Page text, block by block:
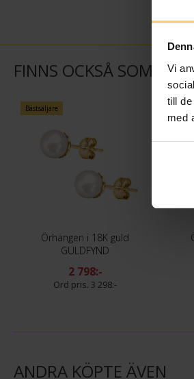
Vi
till
med
FINNS OCKSÅ SOM
Bästsäljare
Örhängen i 18K guld
GULDFYND
2 798:-
3 298:-
ANDRA KÖPTE ÄVEN